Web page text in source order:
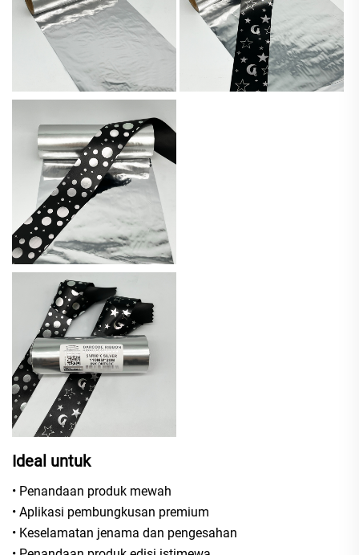
Ideal untuk
• Penandaan produk mewah
• Aplikasi pembungkusan premium
• Keselamatan jenama dan pengesahan